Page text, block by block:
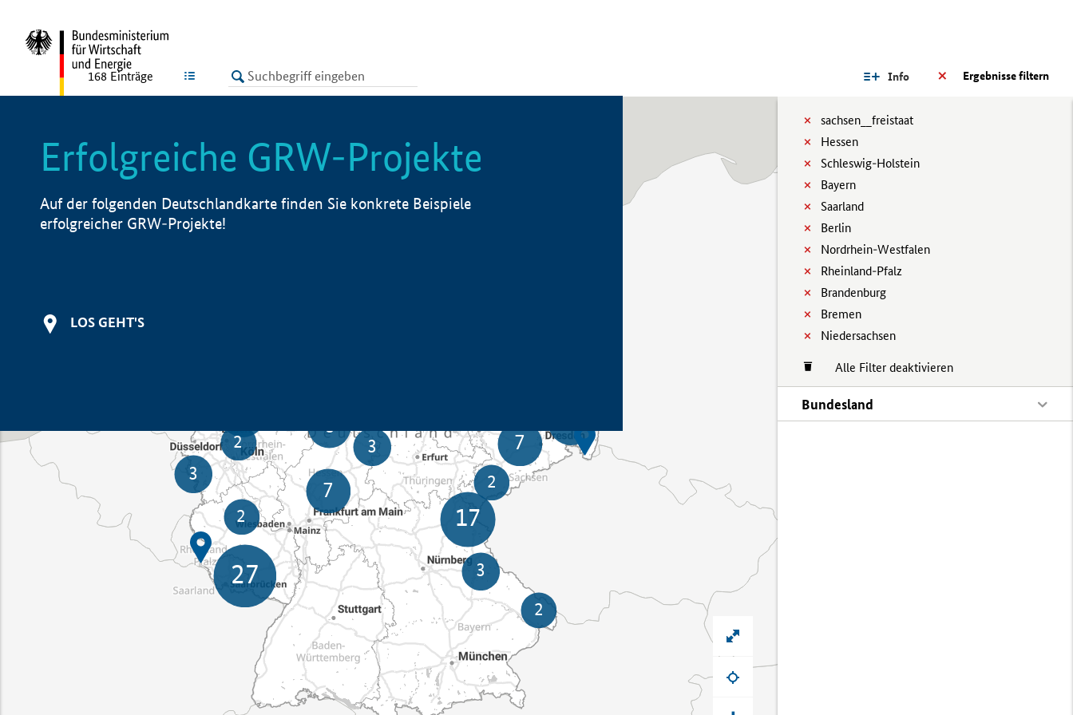
LISTE Ergebnisse filtern
Info
sachsen__freistaat
Hessen
Schleswig-Holstein
Bayern
Saarland
Berlin
Nordrhein-Westfalen
Rheinland-Pfalz
Brandenburg
Bremen
Niedersachsen
Alle Filter deaktivieren
Bundesland
168 Einträge
Erfolgreiche GRW-Projekte
Auf der folgenden Deutschlandkarte finden Sie konkrete Beispiele
erfolgreicher GRW-Projekte!
LOS GEHT'S